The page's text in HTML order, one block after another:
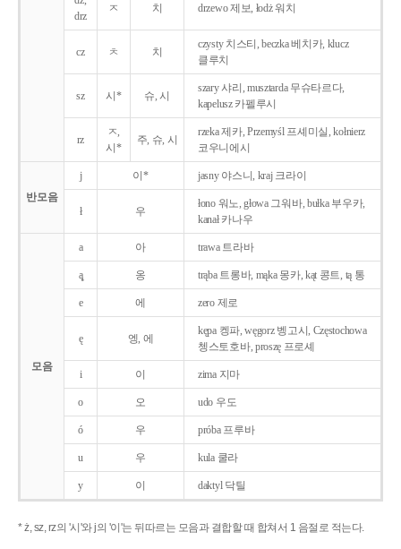
drz
ㅈ 치 drzewo 제보, łodż 워치
cz ㅊ 치
czysty 치스티, beczka 베치카, klucz
클루치
sz 시* 슈, 시
szary 샤리, musztarda 무슈타르다,
kapelusz 카펠루시
rz
ㅈ,
시*
주, 슈, 시
rzeka 제카, Przemyśl 프셰미실, kołnierz
코우니에시
반모음
j 이* jasny 야스니, kraj 크라이
ł 우
łono 워노, głowa 그워바, bułka 부우카,
kanał 카나우
모음
a 아 trawa 트라바
ą̨ 옹 trąba 트롱바, mąka 몽카, kąt 콩트, tą 통
e 에 zero 제로
ę 엥, 에
kępa 켕파, węgorz 벵고시, Częstochowa
쳉스토호바, proszę 프로셰
i 이 zima 지마
o 오 udo 우도
ó 우 próba 프루바
u 우 kula 쿨라
y 이 daktyl 닥틸
* ż, sz, rz의 '시'와 j의 '이'는 뒤따르는 모음과 결합할 때 합쳐서 1 음절로 적는다.